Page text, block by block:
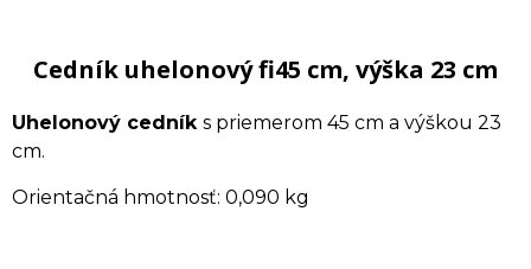
Cedník uhelonový fi45 cm, výška 23 cm
Uhelonový cedník s priemerom 45 cm a výškou 23
cm.
Orientačná hmotnosť: 0,090 kg